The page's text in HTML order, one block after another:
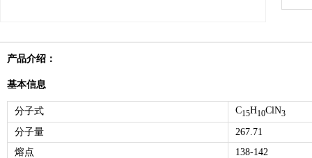
产品介绍：
基本信息
分子式 C15H10ClN3
分子量
267.71
熔点
138-142